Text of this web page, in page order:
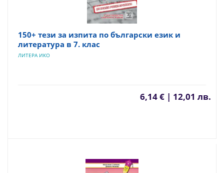
150+ тези за изпита по български език и
литература в 7. клас
ЛИТЕРА ИКО
6,14 € | 12,01 лв.